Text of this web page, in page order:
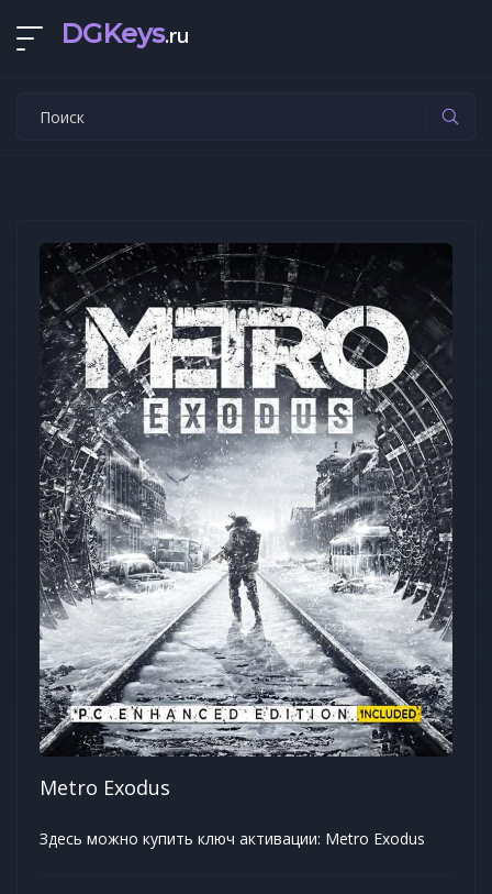
DGKeys.ru
Metro Exodus
Здесь можно купить ключ активации: Metro Exodus